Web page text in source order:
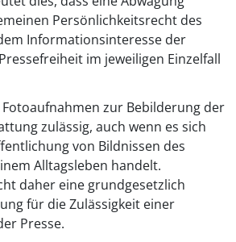
Persönlichkeitsrecht des
Informationsinteresse der
im jeweiligen Einzelfall
zur Bebilderung der
zulässig, auch wenn es sich
von Bildnissen des
Alltagsleben handelt.
daher eine grundgesetzlich
für die Zulässigkeit einer
Presse.